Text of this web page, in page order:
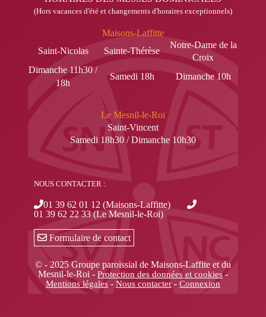
(Hors vacances d'été et changements d'horaires exceptionnels)
Maisons-Laffitte
Saint-Nicolas
Sainte-Thérèse
Notre-Dame de la
Croix
Dimanche 11h30 /
18h
Samedi 18h Dimanche 10h
Le Mesnil-le-Roi
Saint-Vincent
Samedi 18h30 / Dimanche 10h30
NOUS CONTACTER :
01 39 62 01 12 (Maisons-Laffitte)
01 39 62 22 33 (Le Mesnil-le-Roi)
Formulaire de contact
© - 2025 Groupe paroissial de Maisons-Laffite et du
Mesnil-le-Roi - Protection des données et cookies -
Mentions légales - Nous contacter - Connexion